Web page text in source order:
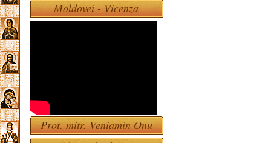
Moldovei - Vicenza
Prot. mitr. Veniamin Onu